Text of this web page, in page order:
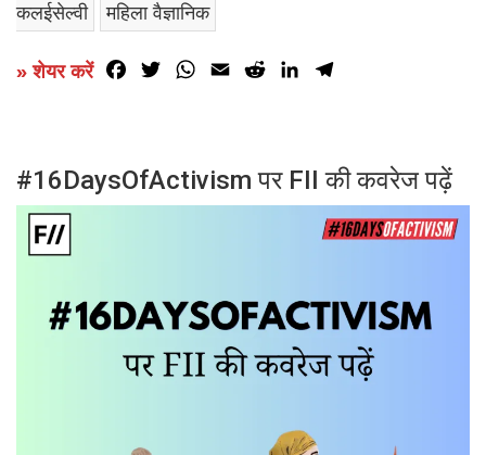
कलईसेल्वी
महिला वैज्ञानिक
» शेयर करें Facebook
TwitterWhatsApp
Email RedditLinkedIn
#16DaysOfActivism पर FII की कवरेज पढ़ें